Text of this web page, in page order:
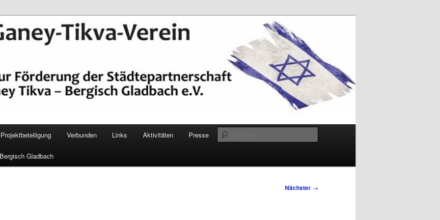
Bergisch Gladbach
Ganey Tikva – Bergisch Gladbach e. V.
Projektbeteiligung Verbunden Links Aktivitäten Presse
Gladbach
Nächster →